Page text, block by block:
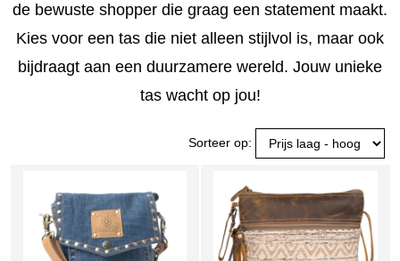
de bewuste shopper die graag een statement maakt.
Kies voor een tas die niet alleen stijlvol is, maar ook
bijdraagt aan een duurzamere wereld. Jouw unieke
tas wacht op jou!
Sorteer op: